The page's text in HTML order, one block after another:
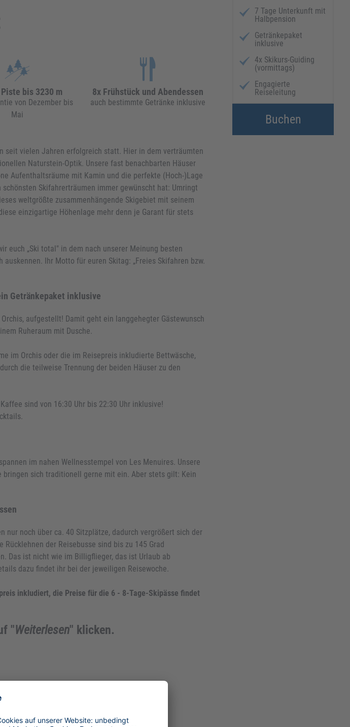
7 Tage Unterkunft mit
Halbpension
Getränkepaket
inklusive
4x Skikurs-Guiding
(vormittags)
Engagierte
Reiseleitung
Buchen
bis 3230 m
von Dezember bis
Mai
8x Frühstück und Abendessen
auch bestimmte Getränke inklusive
seit vielen Jahren erfolgreich statt. Hier in dem verträumten
Naturstein-Optik. Unsere fast benachbarten Häuser
Aufenthaltsräume mit Kamin und die perfekte (Hoch-)Lage
Skifahrerträumen immer gewünscht hat: Umringt
weltgrößte zusammenhängende Skigebiet mit seinem
einzigartige Höhenlage mehr denn je Garant für stets
euch „Ski total" in dem nach unserer Meinung besten
Ihr Motto für euren Skitag: „Freies Skifahren bzw.
Getränkepaket inklusive
aufgestellt! Damit geht ein langgehegter Gästewunsch
Ruheraum mit Dusche.
im Orchis oder die im Reisepreis inkludierte Bettwäsche,
die teilweise Trennung der beiden Häuser zu den
sind von 16:30 Uhr bis 22:30 Uhr inklusive!
im nahen Wellnesstempel von Les Menuires. Unsere
bringen sich traditionell gerne mit ein. Aber stets gilt: Kein
nur noch über ca. 40 Sitzplätze, dadurch vergrößert sich der
der Reisebusse sind bis zu 145 Grad
Das ist nicht wie im Billigflieger, das ist Urlaub ab
dazu findet ihr bei der jeweiligen Reisewoche.
inkludiert, die Preise für die 6 - 8-Tage-Skipässe findet
"Weiterlesen" klicken.